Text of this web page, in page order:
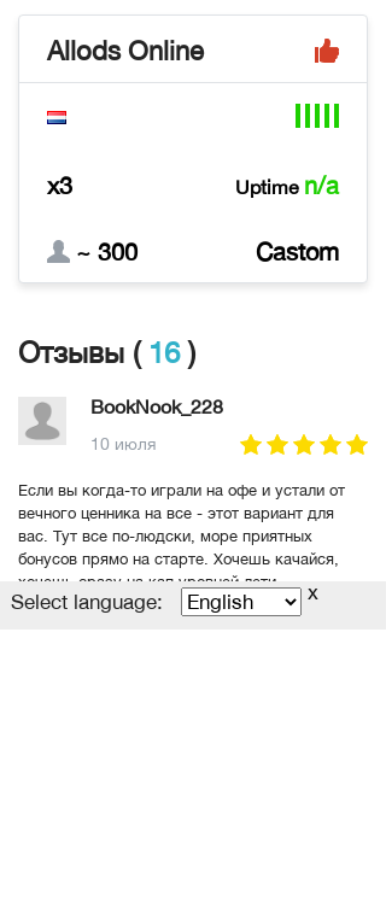
Allods Online
x3 Uptime n/a
~ 300 Castom
Отзывы ( 16 )
BookNook_228
10 июля
Если вы когда-то играли на офе и устали от
вечного ценника на все - этот вариант для
вас. Тут все по-людски, море приятных
бонусов прямо на старте. Хочешь качайся,
хочешь сразу на кап уровней лети
Рефералка для тех, кому интересно:
Select language: x